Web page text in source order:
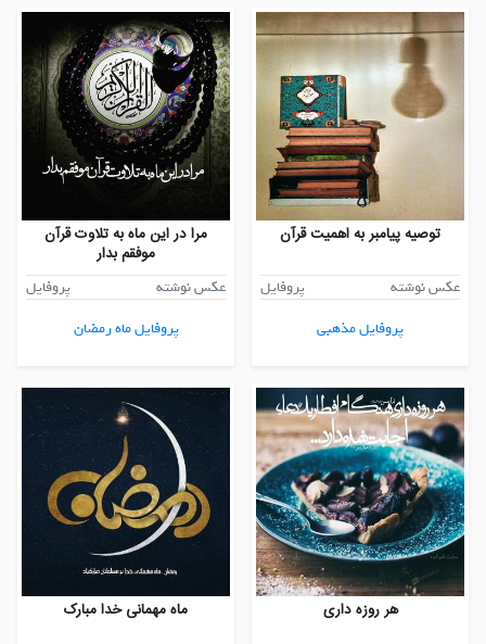
توصیه پیامبر به اهمیت قرآن
عکس نوشته
پروفایل
پروفایل مذهبی
مرا در این ماه به تلاوت قرآن
موفقم بدار
عکس نوشته
پروفایل
پروفایل ماه رمضان
هر روزه داری ماه مهمانی خدا مبارک